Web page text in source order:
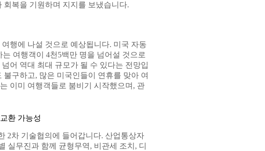
복을 기원하며 지지를 보냈습니다.
행에 나설 것으로 예상됩니다. 미국 자동
여행객이 4천5백만 명을 넘어설 것으로
어 역대 최대 규모가 될 수 있다는 전망입
구하고, 많은 미국인들이 연휴를 맞아 여
이미 여행객들로 붐비기 시작했으며, 관
환 가능성
2차 기술협의에 들어갑니다. 산업통상자
실무진과 함께 균형무역, 비관세 조치, 디